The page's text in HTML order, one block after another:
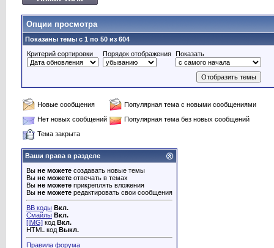
Опции просмотра
Показаны темы с 1 по 50 из 604
Критерий сортировки
Порядок отображения Показать
Новые сообщения
Популярная тема с новыми сообщениями
Нет новых сообщений
Популярная тема без новых сообщений
Тема закрыта
Ваши права в разделе
Вы не можете создавать новые темы
Вы не можете отвечать в темах
Вы не можете прикреплять вложения
Вы не можете редактировать свои сообщения
BB коды Вкл.
Смайлы Вкл.
[IMG] код Вкл.
HTML код Выкл.
Правила форума